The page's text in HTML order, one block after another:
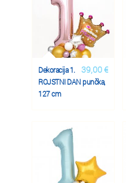
39,00 €
Dekoracija 1.
ROJSTNI DAN punčka,
127 cm